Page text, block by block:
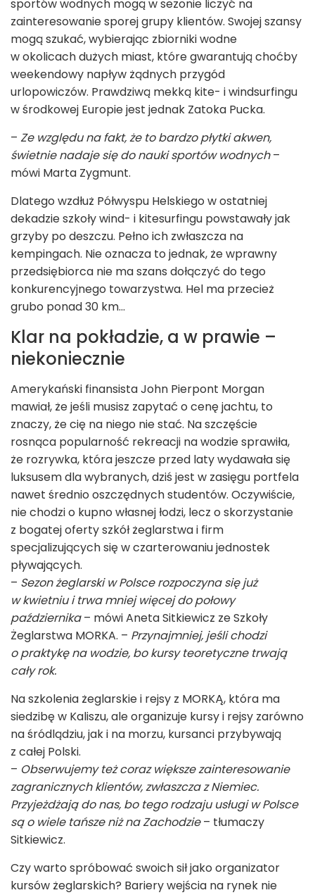
sportów wodnych mogą w sezonie liczyć na
zainteresowanie sporej grupy klientów. Swojej szansy
mogą szukać, wybierając zbiorniki wodne
w okolicach dużych miast, które gwarantują choćby
weekendowy napływ żądnych przygód
urlopowiczów. Prawdziwą mekką kite- i windsurfingu
w środkowej Europie jest jednak Zatoka Pucka.
– Ze względu na fakt, że to bardzo płytki akwen,
świetnie nadaje się do nauki sportów wodnych–
mówi Marta Zygmunt.
Dlatego wzdłuż Półwyspu Helskiego w ostatniej
dekadzie szkoły wind- i kitesurfingu powstawały jak
grzyby po deszczu. Pełno ich zwłaszcza na
kempingach. Nie oznacza to jednak, że wprawny
przedsiębiorca nie ma szans dołączyć do tego
konkurencyjnego towarzystwa. Hel ma przecież
grubo ponad 30 km...
Klar na pokładzie, a w prawie –
niekoniecznie
Amerykański finansista John Pierpont Morgan
mawiał, że jeśli musisz zapytać o cenę jachtu, to
znaczy, że cię na niego nie stać. Na szczęście
rosnąca popularność rekreacji na wodzie sprawiła,
że rozrywka, która jeszcze przed laty wydawała się
luksusem dla wybranych, dziś jest w zasięgu portfela
nawet średnio oszczędnych studentów. Oczywiście,
nie chodzi o kupno własnej łodzi, lecz o skorzystanie
z bogatej oferty szkół żeglarstwa i firm
specjalizujących się w czarterowaniu jednostek
pływających.
– Sezon żeglarski w Polsce rozpoczyna się już
w kwietniu i trwa mniej więcej do połowy
października– mówi Aneta Sitkiewicz ze Szkoły
Żeglarstwa MORKA. – Przynajmniej, jeśli chodzi
o praktykę na wodzie, bo kursy teoretyczne trwają
cały rok.
Na szkolenia żeglarskie i rejsy z MORKĄ, która ma
siedzibę w Kaliszu, ale organizuje kursy i rejsy zarówno
na śródlądziu, jak i na morzu, kursanci przybywają
z całej Polski.
– Obserwujemy też coraz większe zainteresowanie
zagranicznych klientów, zwłaszcza z Niemiec.
Przyjeżdżają do nas, bo tego rodzaju usługi w Polsce
są o wiele tańsze niż na Zachodzie– tłumaczy
Sitkiewicz.
Czy warto spróbować swoich sił jako organizator
kursów żeglarskich? Bariery wejścia na rynek nie